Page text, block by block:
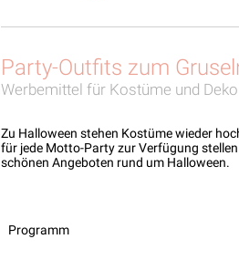
Party-Outfits zum
Werbemittel für Kostüme und
Zu Halloween stehen Kostüme wieder
für jede Motto-Party zur Verfügung
schönen Angeboten rund um Halloween.
Programm